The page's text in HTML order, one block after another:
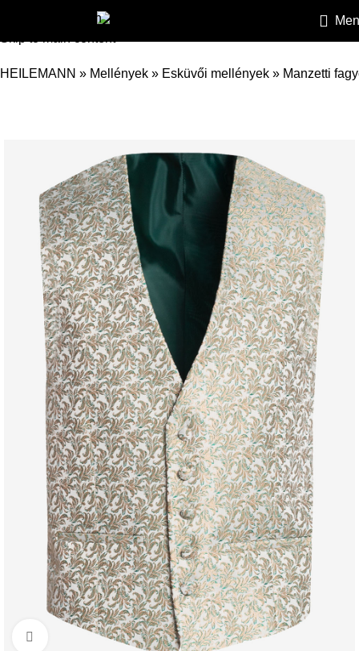
Skip to navigation
HEILEMANN » Mellények » Esküvői mellények » Manzetti
Kattintson a nagyításhoz